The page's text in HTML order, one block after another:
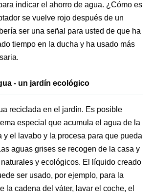
indicar el ahorro de agua. ¿Cómo es
se vuelve rojo después de un
ser una señal para usted de que ha
tiempo en la ducha y ha usado más
- un jardín ecológico
reciclada en el jardín. Es posible
especial que acumula el agua de la
y el lavabo y la procesa para que pueda
aguas grises se recogen de la casa y
y ecológicos. El líquido creado
ser usado, por ejemplo, para la
la cadena del váter, lavar el coche, el